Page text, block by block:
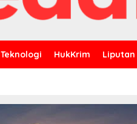
Teknologi HukKrim Liputan